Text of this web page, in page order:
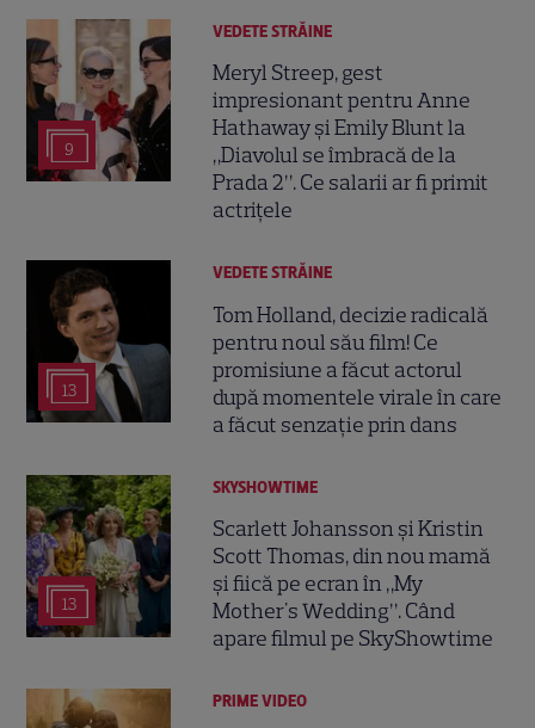
9
VEDETE STRĂINE
Meryl Streep, gest
impresionant pentru Anne
Hathaway și Emily Blunt la
„Diavolul se îmbracă de la
Prada 2”. Ce salarii ar fi primit
actrițele
13
VEDETE STRĂINE
Tom Holland, decizie radicală
pentru noul său film! Ce
promisiune a făcut actorul
după momentele virale în care
a făcut senzație prin dans
13
SKYSHOWTIME
Scarlett Johansson și Kristin
Scott Thomas, din nou mamă
și fiică pe ecran în „My
Mother's Wedding”. Când
apare filmul pe SkyShowtime
PRIME VIDEO